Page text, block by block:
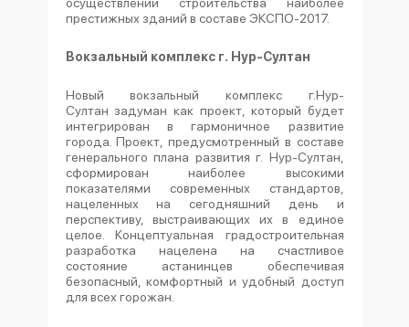
престижных зданий в составе ЭКСПО-2017.
Вокзальный комплекс г. Нур-Султан
Новый вокзальный комплекс г.Нур-
Султан задуман как проект, который будет
интегрирован в гармоничное развитие
города. Проект, предусмотренный в составе
генерального плана развития г. Нур-Султан,
сформирован наиболее высокими
показателями современных стандартов,
нацеленных на сегодняшний день и
перспективу, выстраивающих их в единое
целое. Концептуальная градостроительная
разработка нацелена на счастливое
состояние астанинцев обеспечивая
безопасный, комфортный и удобный доступ
для всех горожан.